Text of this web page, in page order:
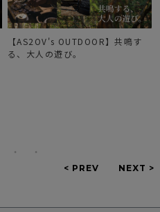
【AS2OV's OUTDOOR】共鳴す
る、大人の遊び。